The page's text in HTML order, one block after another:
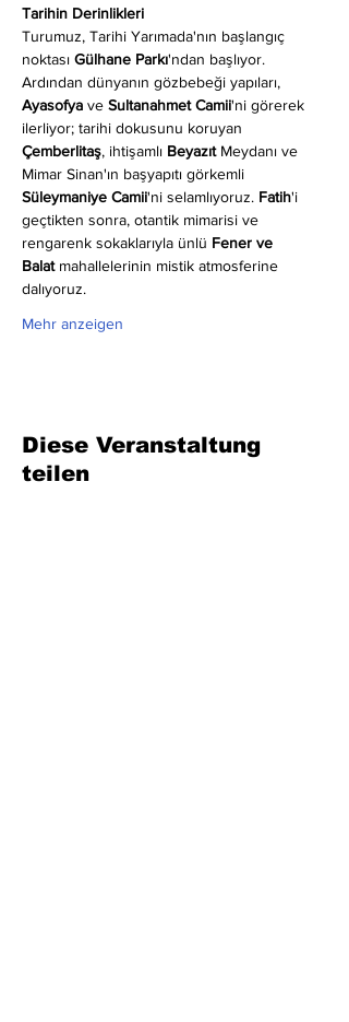
Tarihin Derinlikleri
Turumuz, Tarihi Yarımada'nın başlangıç
noktası Gülhane Parkı'ndan başlıyor.
Ardından dünyanın gözbebeği yapıları,
Ayasofya ve Sultanahmet Camii'ni görerek
ilerliyor; tarihi dokusunu koruyan
Çemberlitaş, ihtişamlı Beyazıt Meydanı ve
Mimar Sinan'ın başyapıtı görkemli
Süleymaniye Camii'ni selamlıyoruz. Fatih'i
geçtikten sonra, otantik mimarisi ve
rengarenk sokaklarıyla ünlü Fener ve
Balat mahallelerinin mistik atmosferine
dalıyoruz.
Mehr anzeigen
Diese Veranstaltung
teilen